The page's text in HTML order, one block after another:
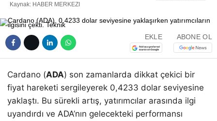
Kaynak: HABER MERKEZI
EKLE ABONE OL
Cardano (ADA) son zamanlarda dikkat çekici bir
fiyat hareketi sergileyerek 0,4233 dolar seviyesine
yaklaştı. Bu sürekli artış, yatırımcılar arasında ilgi
uyandırdı ve ADA’nın gelecekteki performansı